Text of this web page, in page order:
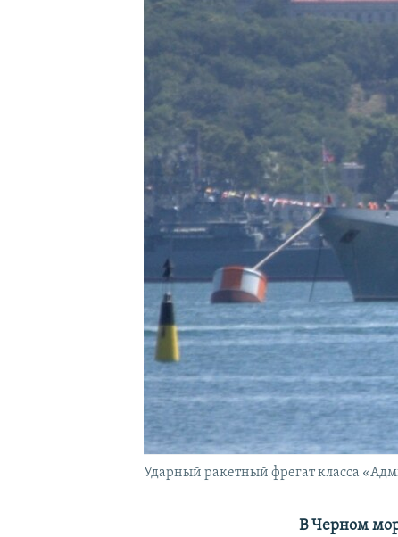
УКРАИНСКАЯ ПРОБЛЕМА КРЫМА
Ударный ракетный фрегат класса
В Черном